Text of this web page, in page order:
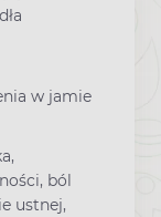
w jamie
ból
ustnej,